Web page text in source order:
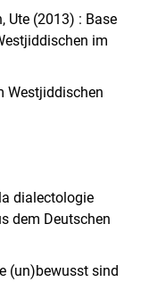
Ute (2013) : Base
im
Westjiddischen
dialectologie
dem Deutschen
(un)bewusst sind